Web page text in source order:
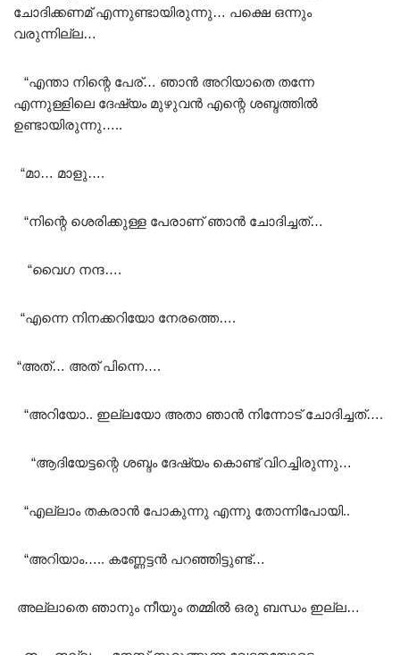
ചോദിക്കണമ് എന്നുണ്ടായിരുന്നു… പക്ഷെ ഒന്നും
വരുന്നില്ല…
“എന്താ നിന്റെ പേര്… ഞാൻ അറിയാതെ തന്നേ
എന്നുള്ളിലെ ദേഷ്യം മുഴുവൻ എന്റെ ശബ്ദത്തിൽ
ഉണ്ടായിരുന്നു…..
“മാ… മാളു….
“നിന്റെ ശെരിക്കുള്ള പേരാണ് ഞാൻ ചോദിച്ചത്…
“വൈഗ നന്ദ….
“എന്നെ നിനക്കറിയോ നേരത്തെ….
“അത്… അത് പിന്നെ….
“അറിയോ.. ഇല്ലയോ അതാ ഞാൻ നിന്നോട് ചോദിച്ചത്….
“ആദിയേട്ടന്റെ ശബ്ദം ദേഷ്യം കൊണ്ട് വിറച്ചിരുന്നു…
“എല്ലാം തകരാൻ പോകുന്നു എന്നു തോന്നിപോയി..
“അറിയാം….. കണ്ണേട്ടൻ പറഞ്ഞിട്ടുണ്ട്…
അല്ലാതെ ഞാനും നീയും തമ്മിൽ ഒരു ബന്ധം ഇല്ല…